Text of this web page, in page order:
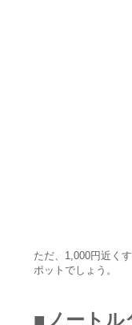
ただ、1,000円近く
ポットでしょう。
■ ノートル